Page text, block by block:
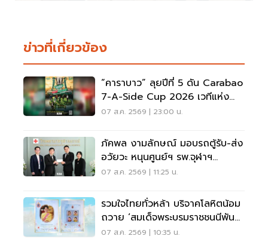
ข่าวที่เกี่ยวข้อง
“คาราบาว” ลุยปีที่ 5 ดัน Carabao
7-A-Side Cup 2026 เวทีแห่ง
โอกาสของคนรักฟุตบอล
07 ส.ค. 2569 | 23:00 น.
ภัคพล งามลักษณ์ มอบรถตู้รับ-ส่ง
อวัยวะ หนุนศูนย์ฯ รพ.จุฬาฯ
สภากาชาดไทย
07 ส.ค. 2569 | 11:25 น.
รวมใจไทยทั่วหล้า บริจาคโลหิตน้อม
ถวาย ‘สมเด็จพระบรมราชชนนีพันปี
หลวง’
07 ส.ค. 2569 | 10:35 น.